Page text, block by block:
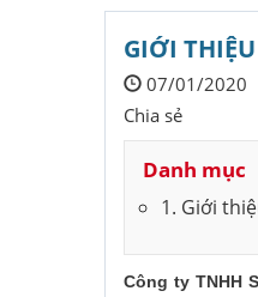
GIỚI
07/01/2020
Chia sẻ
Danh mục
1. Giới
Công ty TNHH